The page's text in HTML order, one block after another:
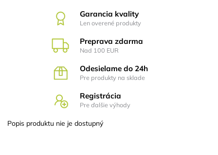
Garancia kvality
Len overené produkty
Preprava zdarma
Nad 100 EUR
Odesielame do 24h
Pre produkty na sklade
Registrácia
Pre ďalšie výhody
Popis produktu nie je dostupný